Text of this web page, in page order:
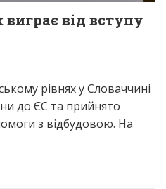
від вступу
рівнях у Словаччині
до ЄС та прийнято
з відбудовою. На